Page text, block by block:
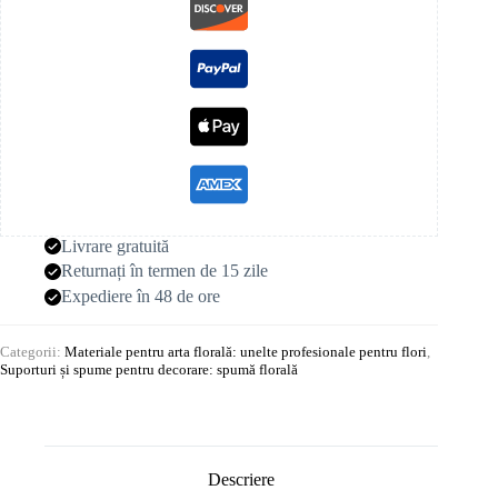
Livrare gratuită
Returnați în termen de 15 zile
Expediere în 48 de ore
Categorii: Materiale pentru arta florală: unelte profesionale pentru flori,
Suporturi și spume pentru decorare: spumă florală
Descriere